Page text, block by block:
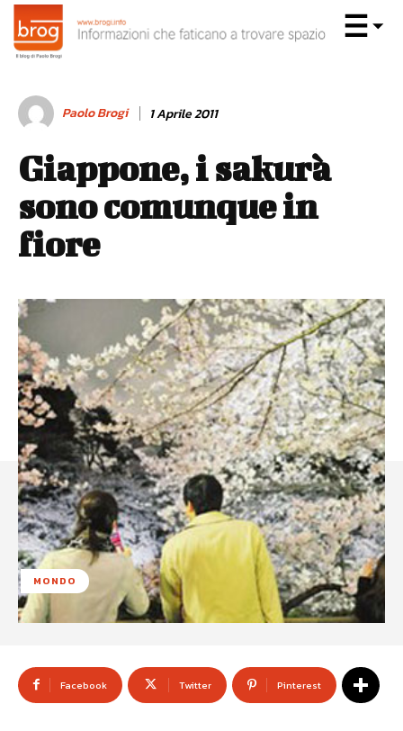
Paolo Brogi 1 Aprile 2011
Giappone, i sakurà
sono comunque in
fiore
MONDO
Facebook Twitter Pinterest